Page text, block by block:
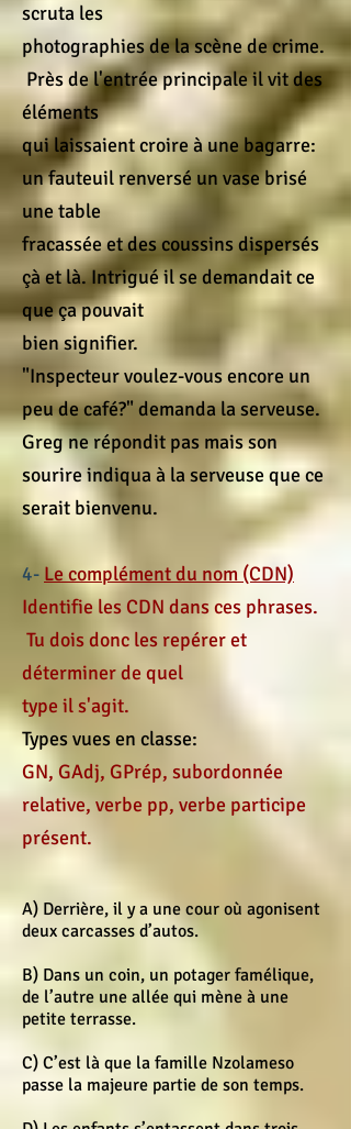
scruta les
photographies de la scène de crime.
Près de l'entrée principale il vit des
éléments
qui laissaient croire à une bagarre:
un fauteuil renversé un vase brisé
une table
fracassée et des coussins dispersés
çà et là. Intrigué il se demandait ce
que ça pouvait
bien signifier.
"Inspecteur voulez-vous encore un
peu de café?" demanda la serveuse.
Greg ne répondit pas mais son
sourire indiqua à la serveuse que ce
serait bienvenu.
4- Le complément du nom (CDN)
Identifie les CDN dans ces phrases.
Tu dois donc les repérer et
déterminer de quel
type il s'agit.
Types vues en classe:
GN, GAdj, GPrép, subordonnée
relative, verbe pp, verbe participe
présent.
A) Derrière, il y a une cour où agonisent
deux carcasses d’autos.
B) Dans un coin, un potager famélique,
de l’autre une allée qui mène à une
petite terrasse.
C) C’est là que la famille Nzolameso
passe la majeure partie de son temps.